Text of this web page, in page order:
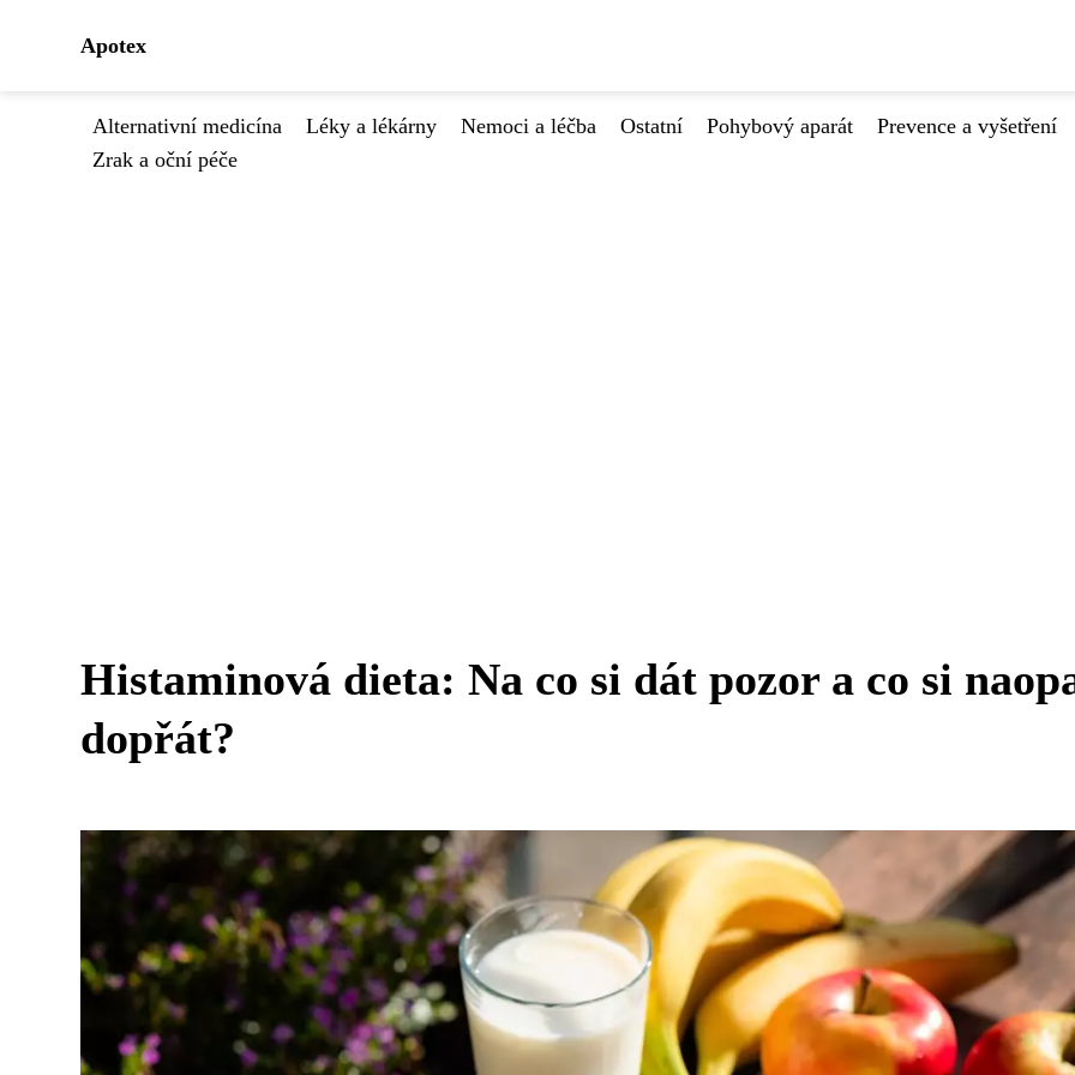
Apotex
Alternativní medicína Léky a lékárny Nemoci a léčba Ostatní Pohybový aparát
Prevence a vyšetření
Zrak a oční péče
Histaminová dieta: Na co si dát pozor a co si
dopřát?